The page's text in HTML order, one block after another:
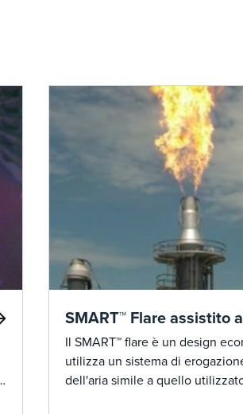
SMART™ Flare assistito
Il SMART™ flare è un design
utilizza un sistema di
dell'aria simile a quello